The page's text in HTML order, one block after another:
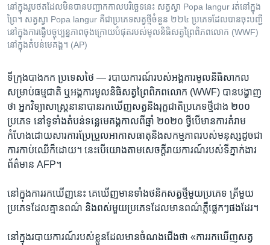
ទៅ​
កាន់​
ទំព័រ​
រក
ភាសា
នៅក្នុងរូបថតដែលមិនបានបញ្ជាកកាលបរិច្ឆេទនេះ សត្វស្វា Popa langur រត់នៅក្នុង
ព្រៃ។ សត្វស្វា Popa langur គឺជាប្រភេទសត្វថ្មីចំនួន ២២៤ ប្រភេទដែលបានចុះបញ្ជី
នៅក្នុងការធ្វើបច្ចុប្បន្នភាពចុងក្រោយបំផុតរបស់មូលនិធិសត្វព្រៃពិភពលោក (WWF)
នៅក្នុងតំបន់មេគង្គ។ (AP)
ទីក្រុង​បាងកក ប្រទេស​ថៃ — របាយការណ៍​របស់​អង្គការ​មូលនិធិ​សាកល​
សម្រាប់​ធម្មជាតិ ឬ​អង្គការ​មូលនិធិ​សត្វព្រៃ​ពិភពលោក (WWF) បាន​បង្ហាញ​
ថា អ្នក​វិទ្យាសាស្ត្រ​នានា​បាន​រកឃើញ​សត្វ​និង​រុក្ខជាតិ​ប្រភេទ​ថ្មី​ជាង ២០០
ប្រភេទ នៅ​ទូទាំង​តំបន់​ទន្លេ​មេគង្គ​កាលពី​ឆ្នាំ ២០២០ ថ្វីបើ​មាន​ការ​គំរាម
កំហែង​ដោយសារ​ការ​ប្រែប្រួល​អាកាសធាតុ​និង​សកម្មភាព​របស់​មនុស្ស​ដូចជា​
ការ​កាប់ឈើ​ក៏ដោយ។ នេះ​បើ​យោង​តាម​សេចក្តី​រាយការណ៍​របស់​ទីភ្នាក់ងារ​
ព័ត៌មាន AFP។
នៅក្នុង​ការ​រកឃើញ​នេះ គេ​ឃើញ​មាន​ទាំង​ថនិកសត្វ​ថ្មី​មួយ​ប្រភេទ ត្រី​មួយ​
ប្រភេទ​ដែល​គ្មាន​ពណ៌ និង​ពស់​មួយ​ប្រភេទ​ដែល​មាន​ពណ៌​ភ្លឺ​ផ្លេកៗ​ផងដែរ។
នៅក្នុង​របាយការណ៍​របស់​ខ្លួន​ដែល​មាន​ចំណងជើង​ថា «ការ​រកឃើញ​សត្វ​